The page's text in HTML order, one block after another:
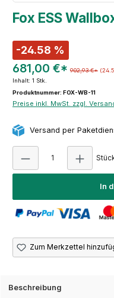
Fox ESS
-24.58 %
681,00 €* 902,93 €*
Inhalt: 1 Stk.
Produktnummer: FOX-WB-11
Preise inkl. MwSt. zzgl.
Versand per
In
Zum Merkzettel
Beschreibung